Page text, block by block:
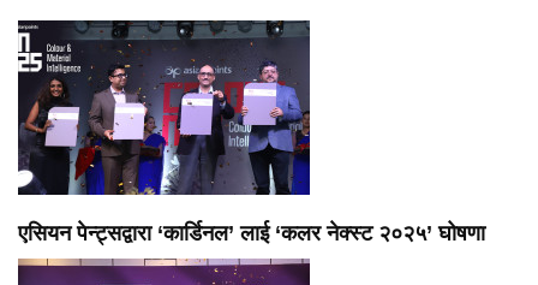
एसियन पेन्ट्सद्वारा ‘कार्डिनल’ लाई ‘कलर नेक्स्ट २०२५’ घोषणा